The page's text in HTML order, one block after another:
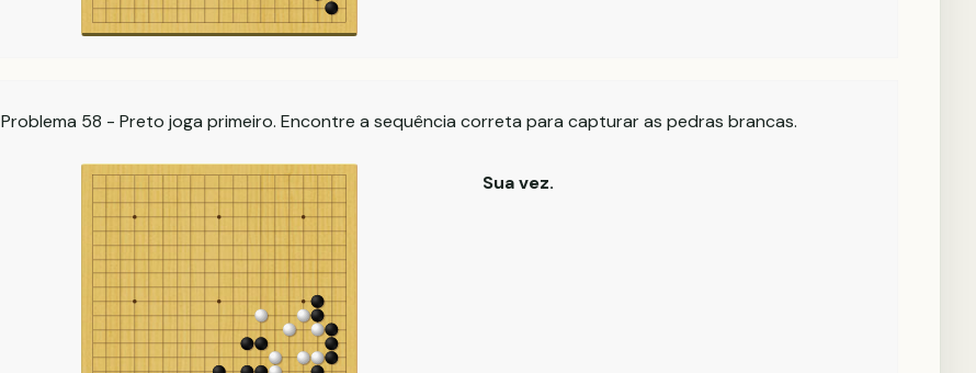
Problema 58 - Preto joga primeiro. Encontre a sequência correta para capturar as pedras brancas.
Sua vez.